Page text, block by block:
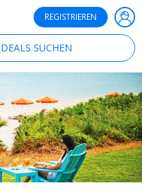
REGISTRIEREN
SUCHEN